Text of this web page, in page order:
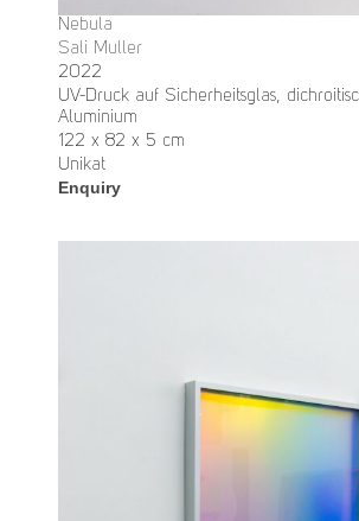
Nebula
Sali Muller
2022
UV-Druck auf Sicherheitsglas,
Aluminium
122 x 82 x 5 cm
Unikat
Enquiry